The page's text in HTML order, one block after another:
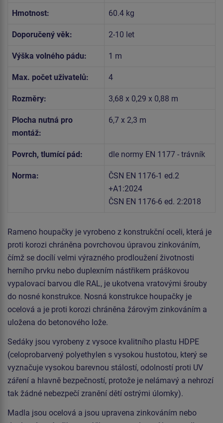
Hmotnost: 60.4 kg
Doporučený věk: 2-10 let
Výška volného pádu: 1 m
Max. počet uživatelů: 4
Rozměry: 3,68 x 0,29 x 0,88 m
Plocha nutná pro
montáž:
6,7 x 2,3 m
Povrch, tlumící pád: dle normy EN 1177 - trávník
Norma:
ČSN EN 1176-1 ed.2
+A1:2024
ČSN EN 1176-6 ed. 2:2018
Rameno houpačky je vyrobeno z konstrukční oceli, která je
proti korozi chráněna povrchovou úpravou zinkováním,
čímž se docílí velmi výrazného prodloužení životnosti
herního prvku nebo duplexním nástřikem práškovou
vypalovací barvou dle RAL, je ukotvena vratovými šrouby
do nosné konstrukce. Nosná konstrukce houpačky je
ocelová a je proti korozi chráněna žárovým zinkováním a
uložena do betonového lože.
Sedáky jsou vyrobeny z vysoce kvalitního plastu HDPE
(celoprobarvený polyethylen s vysokou hustotou, který se
vyznačuje vysokou barevnou stálostí, odolností proti UV
záření a hlavně bezpečností, protože je nelámavý a nehrozí
tak žádné nebezpečí zranění dětí ostrými úlomky).
Madla jsou ocelová a jsou upravena zinkováním nebo